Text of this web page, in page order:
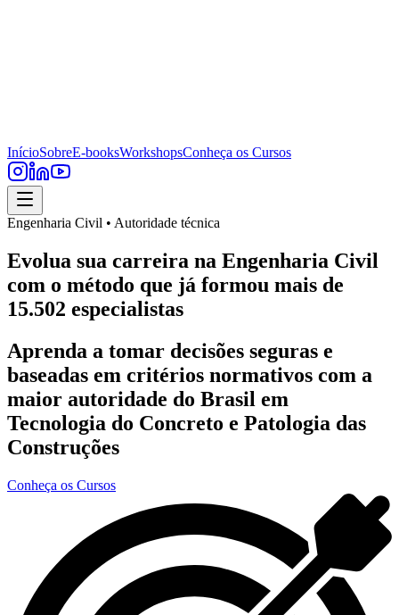
InícioSobreE-booksWorkshopsConheça os Cursos
Engenharia Civil • Autoridade técnica
Evolua sua carreira na Engenharia Civil
com o método que já formou mais de
15.502 especialistas
Aprenda a tomar decisões seguras e
baseadas em critérios normativos com a
maior autoridade do Brasil em
Tecnologia do Concreto e Patologia das
Construções
Conheça os Cursos